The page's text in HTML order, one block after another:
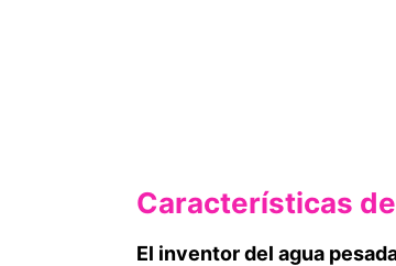
Características
El inventor del agua